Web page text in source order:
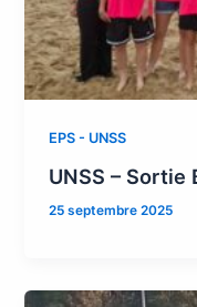
EPS - UNSS
UNSS – Sortie
25 septembre 2025